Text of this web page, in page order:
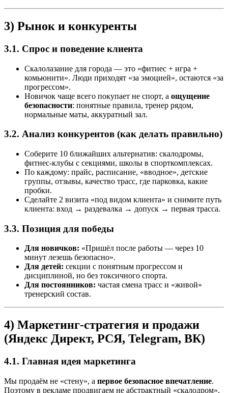
3) Рынок и конкуренты
3.1. Спрос и поведение клиента
Скалолазание для города — это «фитнес + игра +
комьюнити». Люди приходят «за эмоцией», остаются «за
прогрессом».
Новичок чаще всего покупает не спорт, а ощущение
безопасности: понятные правила, тренер рядом,
нормальные маты, аккуратный зал.
3.2. Анализ конкурентов (как делать правильно)
Соберите 10 ближайших альтернатив: скалодромы,
фитнес-клубы с секциями, школы в спорткомплексах.
По каждому: прайс, расписание, «вводное», детские
группы, отзывы, качество трасс, где парковка, какие
пробки.
Сделайте 2 визита «под видом клиента» и снимите путь
клиента: вход → раздевалка → допуск → первая трасса.
3.3. Позиция для победы
Для новичков: «Пришёл после работы — через 10
минут лезешь безопасно».
Для детей: секции с понятным прогрессом и
дисциплиной, но без токсичного спорта.
Для постоянников: частая смена трасс и «живой»
тренерский состав.
4) Маркетинг-стратегия и продажи
(Яндекс Директ, РСЯ, Telegram, ВК)
4.1. Главная идея маркетинга
Мы продаём не «стену», а первое безопасное впечатление.
Поэтому в рекламе продвигаем не абстрактный «скалодром»,